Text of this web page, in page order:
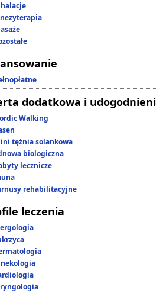
dodatkowa i
Walking
tężnia solankowa
biologiczna
lecznicze
rehabilitacyjne
leczenia